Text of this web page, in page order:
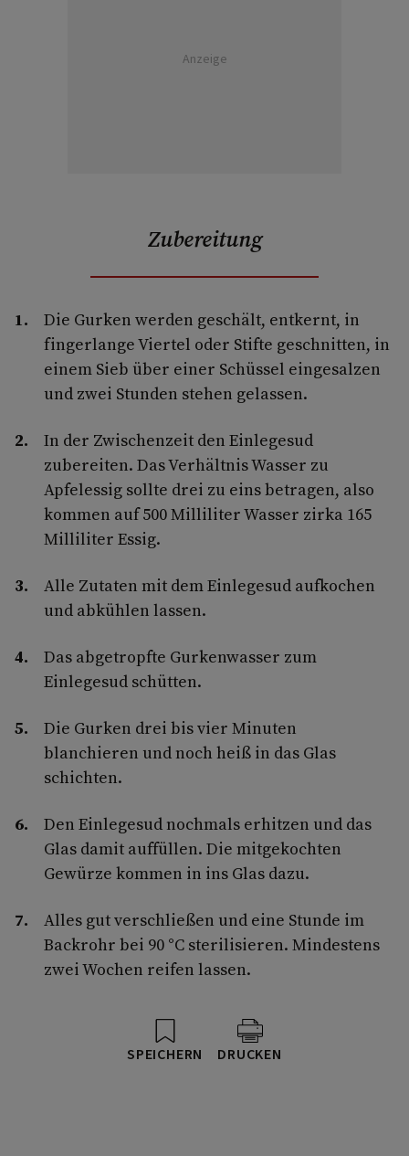
Anzeige
Zubereitung
Die Gurken werden geschält, entkernt, in
fingerlange Viertel oder Stifte geschnitten, in
einem Sieb über einer Schüssel eingesalzen
und zwei Stunden stehen gelassen.
In der Zwischenzeit den Einlegesud
zubereiten. Das Verhältnis Wasser zu
Apfelessig sollte drei zu eins betragen, also
kommen auf 500 Milliliter Wasser zirka 165
Milliliter Essig.
Alle Zutaten mit dem Einlegesud aufkochen
und abkühlen lassen.
Das abgetropfte Gurkenwasser zum
Einlegesud schütten.
Die Gurken drei bis vier Minuten
blanchieren und noch heiß in das Glas
schichten.
Den Einlegesud nochmals erhitzen und das
Glas damit auffüllen. Die mitgekochten
Gewürze kommen in ins Glas dazu.
Alles gut verschließen und eine Stunde im
Backrohr bei 90 °C sterilisieren. Mindestens
zwei Wochen reifen lassen.
SPEICHERN DRUCKEN